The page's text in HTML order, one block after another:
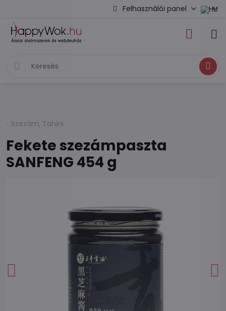
Felhasználói panel
Keresés
Szezám, Tahini
Fekete szezámpaszta
SANFENG 454 g